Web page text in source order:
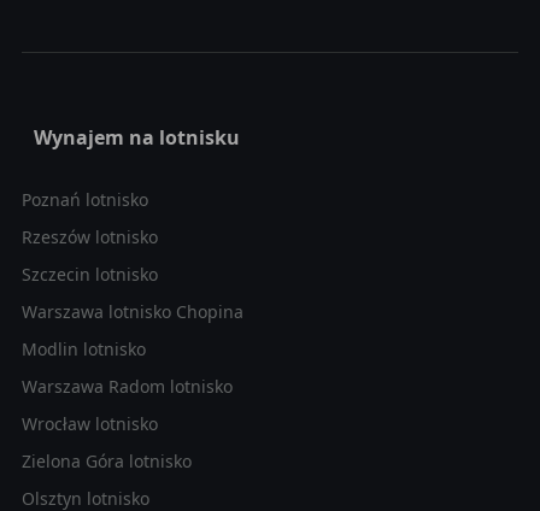
Wynajem na lotnisku
Poznań lotnisko
Rzeszów lotnisko
Szczecin lotnisko
Warszawa lotnisko Chopina
Modlin lotnisko
Warszawa Radom lotnisko
Wrocław lotnisko
Zielona Góra lotnisko
Olsztyn lotnisko